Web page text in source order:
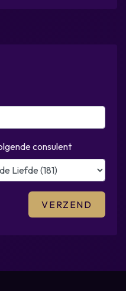
consulent